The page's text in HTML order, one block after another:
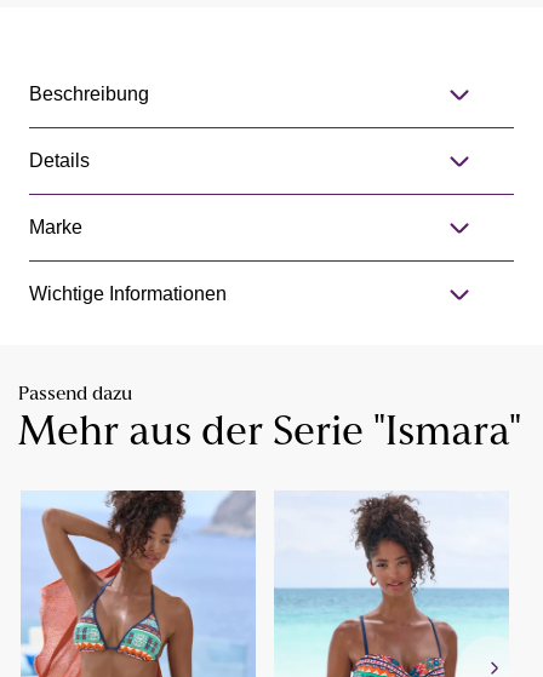
Beschreibung
Details
Marke
Wichtige Informationen
Passend dazu
Mehr aus der Serie "Ismara"